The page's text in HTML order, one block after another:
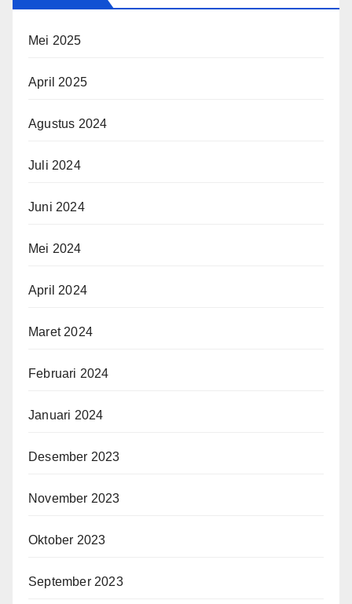
Mei 2025
April 2025
Agustus 2024
Juli 2024
Juni 2024
Mei 2024
April 2024
Maret 2024
Februari 2024
Januari 2024
Desember 2023
November 2023
Oktober 2023
September 2023